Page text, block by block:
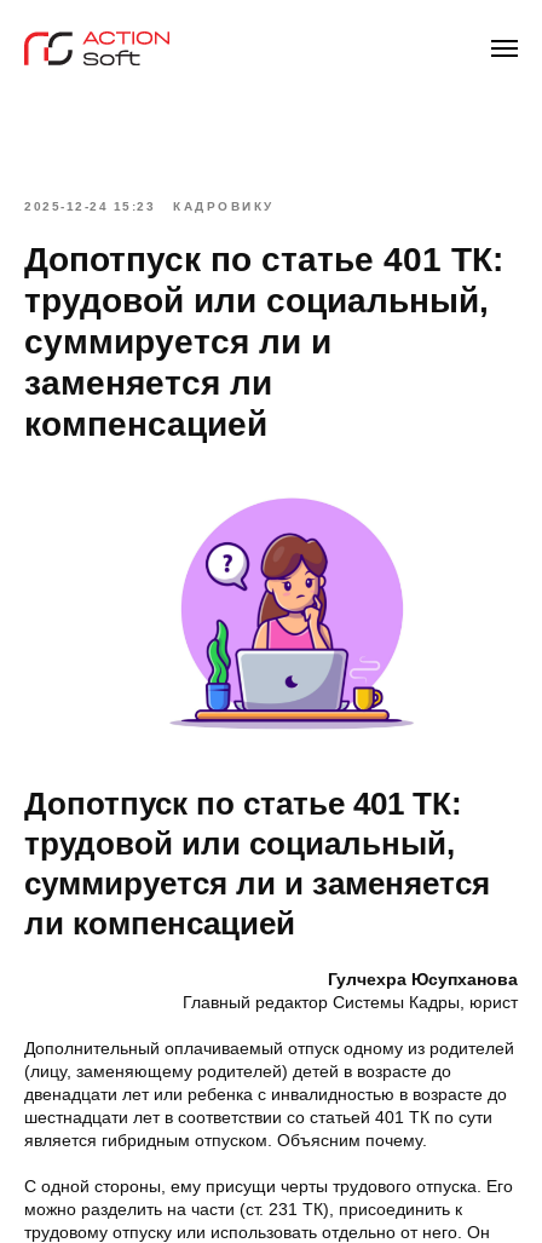
2025-12-24 15:23 КАДРОВИКУ
Допотпуск по статье 401 ТК:
трудовой или социальный,
суммируется ли и
заменяется ли
компенсацией
Допотпуск по статье 401 ТК:
трудовой или социальный,
суммируется ли и заменяется
ли компенсацией
Гулчехра Юсупханова
Главный редактор Системы Кадры, юрист
Дополнительный оплачиваемый отпуск одному из родителей
(лицу, заменяющему родителей) детей в возрасте до
двенадцати лет или ребенка с инвалидностью в возрасте до
шестнадцати лет в соответствии со статьей 401 ТК по сути
является гибридным отпуском. Объясним почему.
С одной стороны, ему присущи черты трудового отпуска. Его
можно разделить на части (ст. 231 ТК), присоединить к
трудовому отпуску или использовать отдельно от него. Он